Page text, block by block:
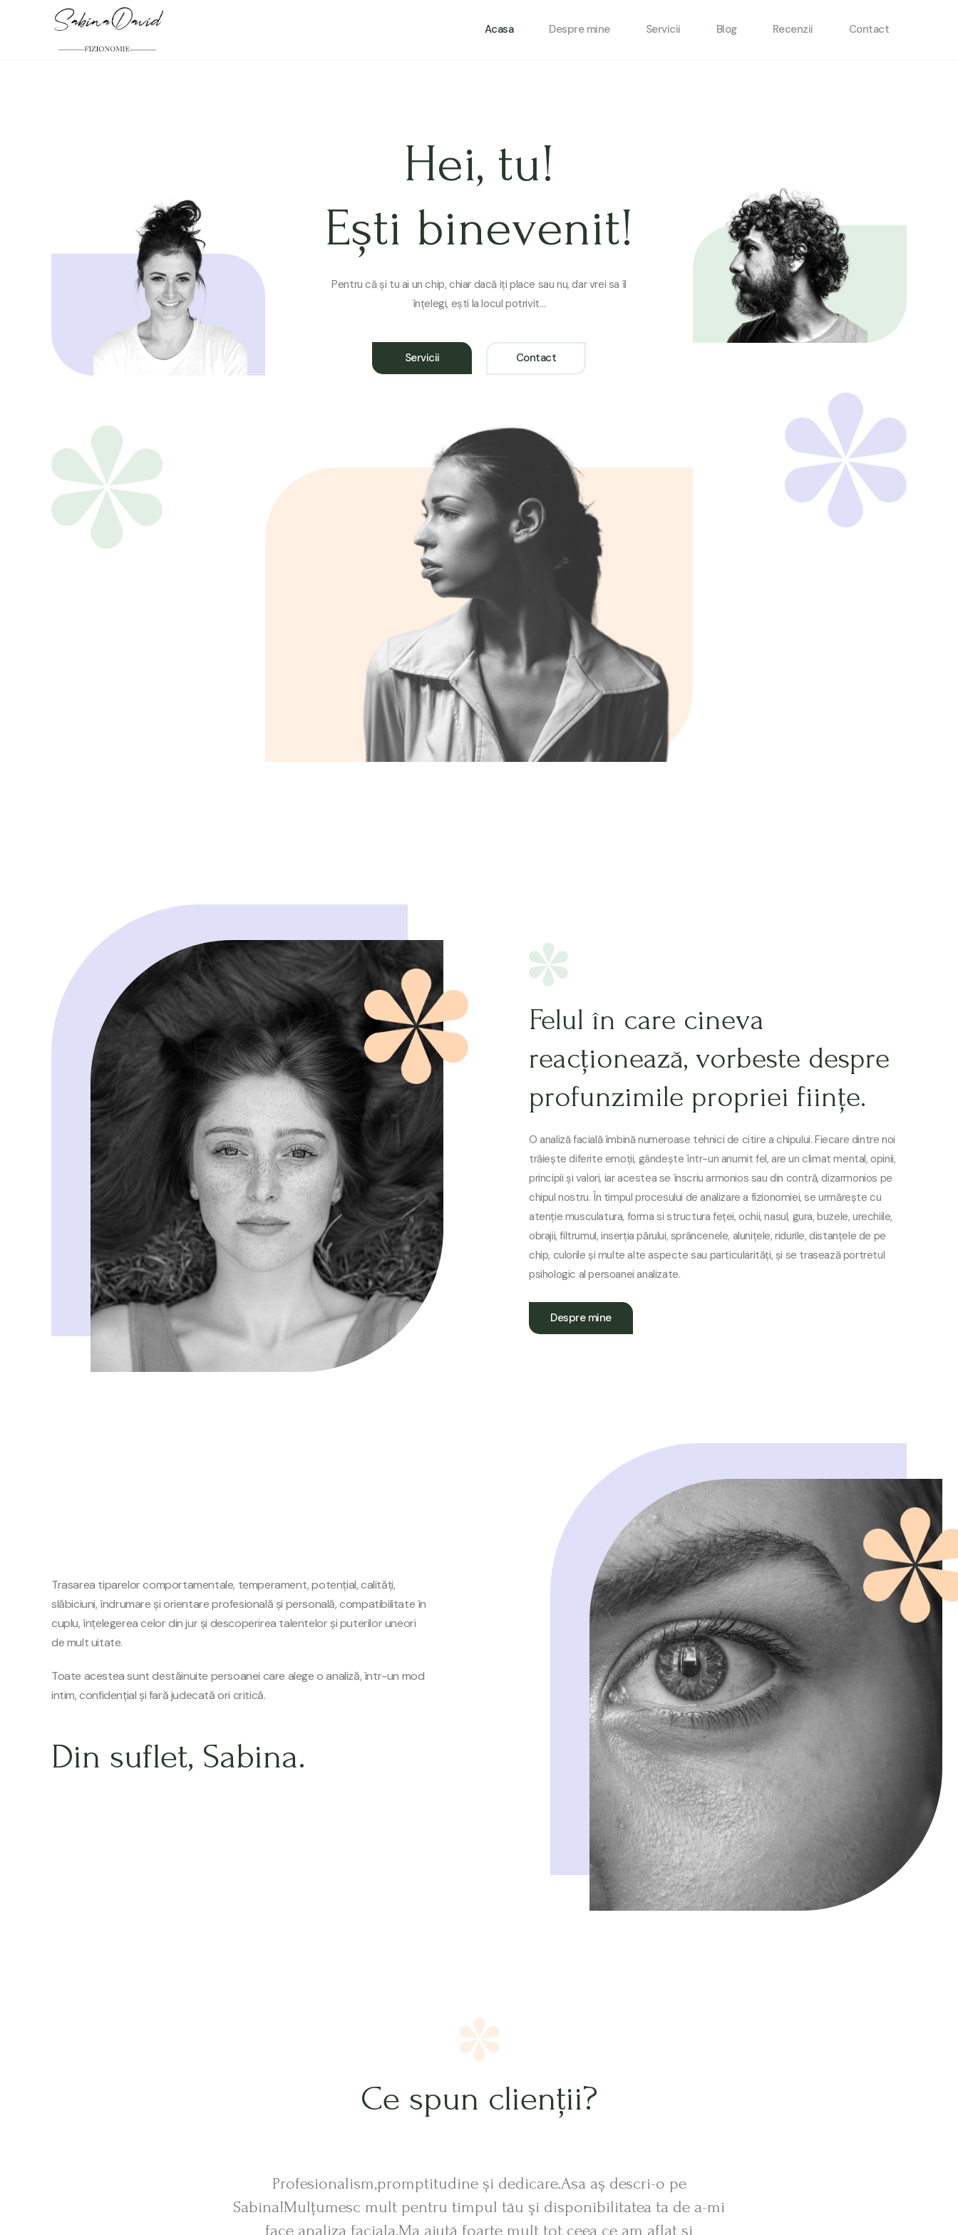
Acasa Despre mine Servicii Blog Recenzii Contact
Hei, tu!
Ești binevenit!
Pentru că și tu ai un chip, chiar dacă iți place sau nu, dar vrei sa îl
înțelegi, ești la locul potrivit…
Servicii Contact
Felul în care cineva
reacționează, vorbeste despre
profunzimile propriei ființe.
O analiză facială îmbină numeroase tehnici de citire a chipului. Fiecare dintre noi
trăiește diferite emoții, gândește într-un anumit fel, are un climat mental, opinii,
principii și valori, iar acestea se înscriu armonios sau din contră, dizarmonios pe
chipul nostru. În timpul procesului de analizare a fizionomiei, se urmărește cu
atenție musculatura, forma si structura feței, ochii, nasul, gura, buzele, urechiile,
obrajii, filtrumul, inserția părului, sprâncenele, alunițele, ridurile, distanțele de pe
chip, culorile și multe alte aspecte sau particularități, și se trasează portretul
psihologic al persoanei analizate.
Despre mine
Trasarea tiparelor comportamentale, temperament, potențial, calități,
slăbiciuni, îndrumare și orientare profesională și personală, compatibilitate în
cuplu, înțelegerea celor din jur și descoperirea talentelor și puterilor uneori
de mult uitate.
Toate acestea sunt destăinuite persoanei care alege o analiză, într-un mod
intim, confidențial și fară judecată ori critică.
Din suflet, Sabina.
Ce spun clienții?
Profesionalism,promptitudine și dedicare.Asa aș descri-o pe
Sabina!Mulțumesc mult pentru timpul tău și disponibilitatea ta de a-mi
face analiza faciala.Ma ajută foarte mult tot ceea ce am aflat și